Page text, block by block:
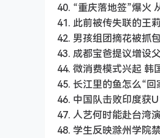
40. “重庆落地签”爆火
41. 此前被传失联的王
42. 男孩组团摘花被抓
43. 成都宝爸提议增设
44. 微消费模式兴起 韩
45. 长江里的鱼怎么“回
46. 中国队击败印度获
47. 人艺何时能赴台湾
48. 学生反映滁州学院